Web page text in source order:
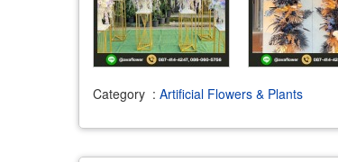
Category : Artificial Flowers & Plants